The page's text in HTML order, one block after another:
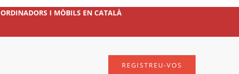
ORDINADORS I MÒBILS EN CATALÀ
REGISTREU-VOS